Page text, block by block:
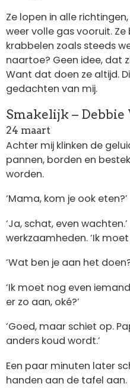
Ze lopen in alle
weer volle gas vooruit.
krabbelen zoals steeds
naartoe? Geen idee, dat
Want dat doen ze altijd.
gedachten van mij.
Smakelijk – Debbie
24 maart
Achter mij klinken de
pannen, borden en
worden.
‘Mama, kom je ook eten?’
‘Ja, schat, even
werkzaamheden. ‘Ik
‘Wat ben je aan het
‘Ik moet nog even
er zo aan, oké?’
‘Goed, maar schiet op.
anders koud wordt.’
Een paar minuten later
handen aan de tafel aan.